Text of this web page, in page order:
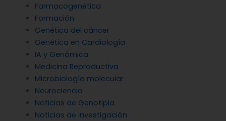
Farmacogenética
Formación
Genética del cáncer
Genética en Cardiología
IA y Genómica
Medicina Reproductiva
Microbiología molecular
Neurociencia
Noticias de Genotipia
Noticias de investigación